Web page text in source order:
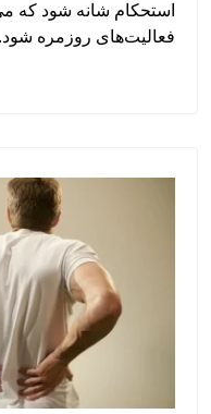
استحکام شانه شود که
فعالیت‌های روزمره